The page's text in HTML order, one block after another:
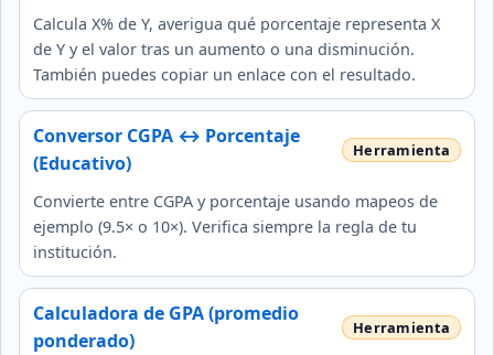
Calcula X% de Y, averigua qué porcentaje representa X
de Y y el valor tras un aumento o una disminución.
También puedes copiar un enlace con el resultado.
Conversor CGPA ↔ Porcentaje
(Educativo)
Convierte entre CGPA y porcentaje usando mapeos de
ejemplo (9.5× o 10×). Verifica siempre la regla de tu
institución.
Calculadora de GPA (promedio
ponderado)